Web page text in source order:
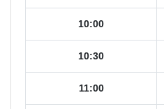
10:00
10:30
11:00